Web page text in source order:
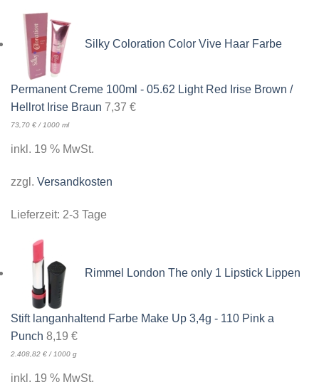
Silky Coloration Color Vive Haar Farbe
Permanent Creme 100ml - 05.62 Light Red Irise Brown /
Hellrot Irise Braun 7,37 €
73,70 €/1000 ml
inkl. 19 % MwSt.
zzgl. Versandkosten
Lieferzeit: 2-3 Tage
Rimmel London The only 1 Lipstick Lippen
Stift langanhaltend Farbe Make Up 3,4g - 110 Pink a
Punch 8,19 €
2.408,82 € / 1000 g
inkl. 19 % MwSt.